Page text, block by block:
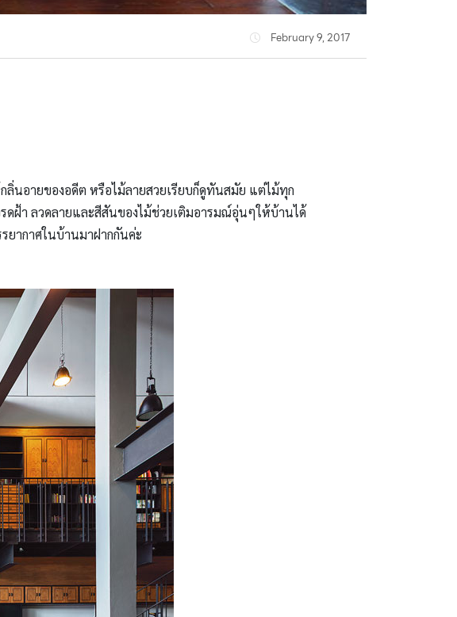
February 9, 2017
ลิ่นอายของอดีต หรือไม้ลายสวยเรียบก็ดูทันสมัย แต่ไม้ทุก
ฝ้า ลวดลายและสีสันของไม้ช่วยเติมอารมณ์อุ่นๆให้บ้านได้
ยากาศในบ้านมาฝากกันค่ะ